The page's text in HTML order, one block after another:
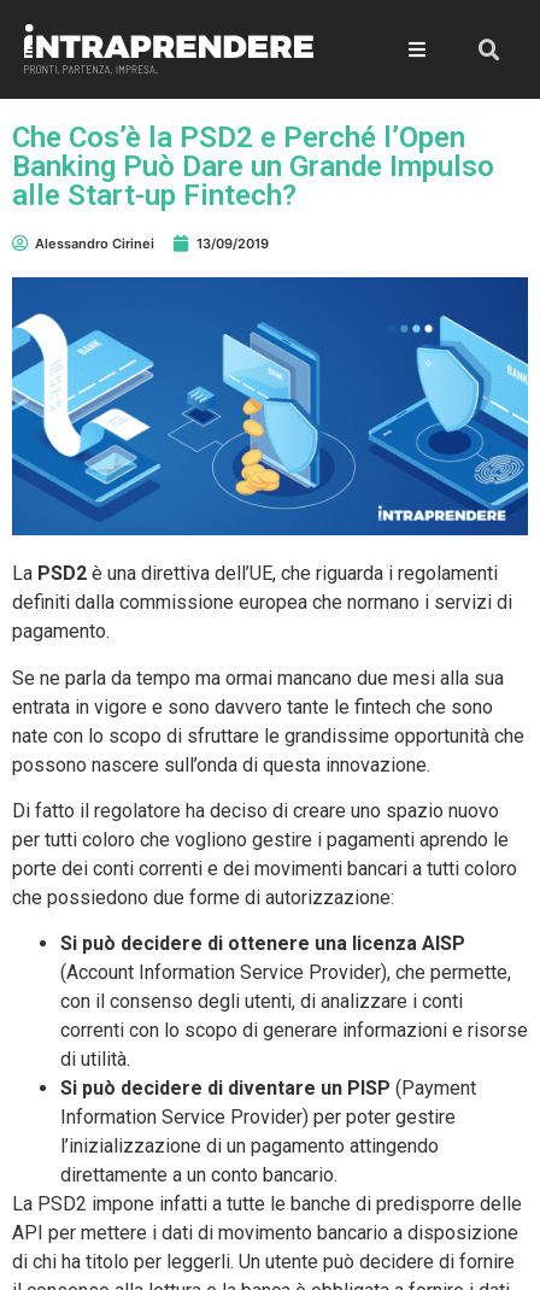
Che Cos’è la PSD2 e Perché l’Open
Banking Può Dare un Grande Impulso
alle Start-up Fintech?
Alessandro Cirinei 13/09/2019
La PSD2 è una direttiva dell’UE, che riguarda i regolamenti
definiti dalla commissione europea che normano i servizi di
pagamento.
Se ne parla da tempo ma ormai mancano due mesi alla sua
entrata in vigore e sono davvero tante le fintech che sono
nate con lo scopo di sfruttare le grandissime opportunità che
possono nascere sull’onda di questa innovazione.
Di fatto il regolatore ha deciso di creare uno spazio nuovo
per tutti coloro che vogliono gestire i pagamenti aprendo le
porte dei conti correnti e dei movimenti bancari a tutti coloro
che possiedono due forme di autorizzazione:
Si può decidere di ottenere una licenza AISP
(Account Information Service Provider), che permette,
con il consenso degli utenti, di analizzare i conti
correnti con lo scopo di generare informazioni e risorse
di utilità.
Si può decidere di diventare un PISP (Payment
Information Service Provider) per poter gestire
l’inizializzazione di un pagamento attingendo
direttamente a un conto bancario.
La PSD2 impone infatti a tutte le banche di predisporre delle
API per mettere i dati di movimento bancario a disposizione
di chi ha titolo per leggerli. Un utente può decidere di fornire